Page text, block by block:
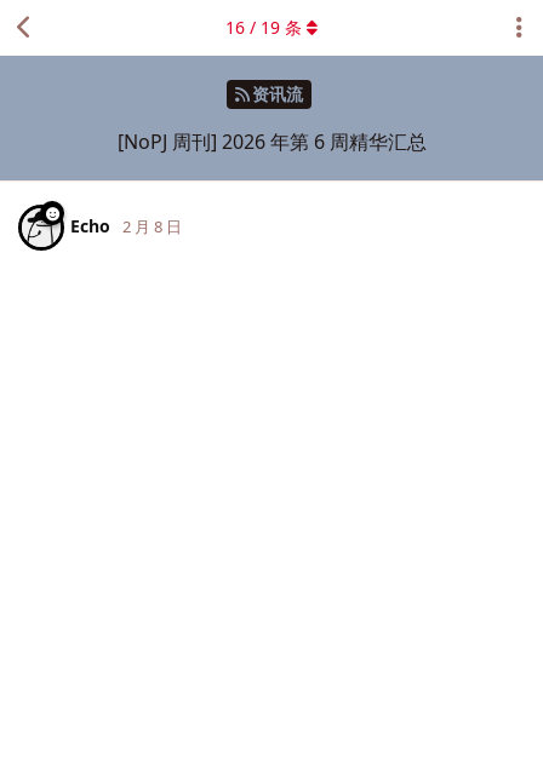
资讯流
[NoPJ 周刊] 2026 年第 6 周精华汇总
16 / 19 条
Echo 2 月 8 日